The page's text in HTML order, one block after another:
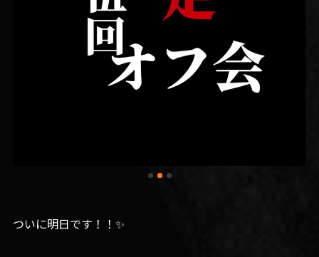
ついに明日です！！✨️